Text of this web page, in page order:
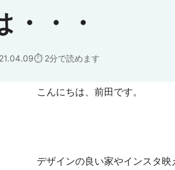
・・・
2分で読めます
こんにちは、前田です。
デザインの良い家やインスタ映